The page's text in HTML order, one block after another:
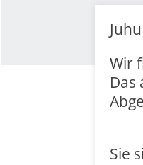
Wir
Das
Sie